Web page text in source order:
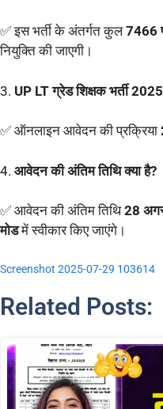
✅ इस भर्ती के अंतर्गत कुल7466
नियुक्ति की जाएगी।
3. UP LT ग्रेड शिक्षक भर्ती
✅ ऑनलाइन आवेदन की प्रक्रिया
4. आवेदन की अंतिम तिथि क्या है?
✅ आवेदन की अंतिम तिथि28
मोडमें स्वीकार किए जाएंगे।
Screenshot 2025-07-29 103614
Related Posts: